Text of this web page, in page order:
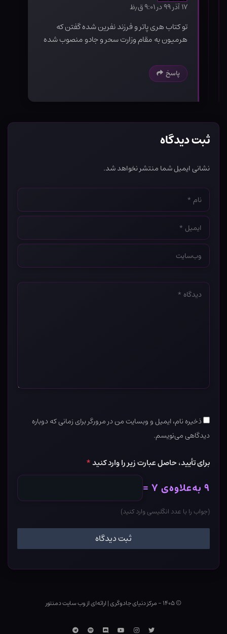
۱۷ آذر ۹۹ در ۹:۰۱ ق٫ظ
تو کتاب هری پاتر و فرزند نفرین شده گفتن که
هرمیون به مقام وزارت سحر و جادو منصوب شده
پاسخ
ثبت دیدگاه
نشانی ایمیل شما منتشر نخواهد شد.
نام
*
ایمیل
*
وب‌سایت
*
دیدگاه
ذخیره نام، ایمیل و وبسایت من در مرورگر برای زمانی که دوباره
دیدگاهی می‌نویسم.
برای تأیید، حاصل عبارت زیر را وارد کنید*
۹ به‌علاوه‌ی ۷ =
(جواب را با عدد انگلیسی وارد کنید)
© ۱۴۰۵ - مرکز دنیای جادوگری |ارائه‌ای از وب ‌سایت دمنتور
توییتراینستاگرام
یوتوبDiscordاسپاتیفایتلگرام